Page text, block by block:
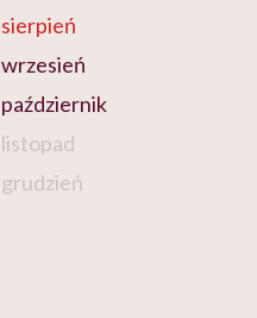
sierpień
wrzesień
październik
listopad
grudzień